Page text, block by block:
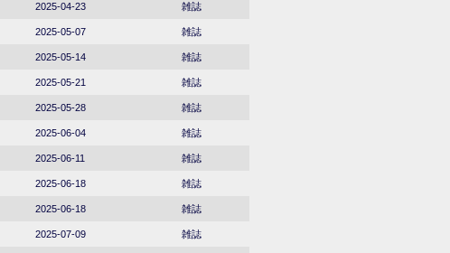
2025-04-23 雑誌
2025-05-07 雑誌
2025-05-14 雑誌
2025-05-21 雑誌
2025-05-28 雑誌
2025-06-04 雑誌
2025-06-11 雑誌
2025-06-18 雑誌
2025-06-18 雑誌
2025-07-09 雑誌